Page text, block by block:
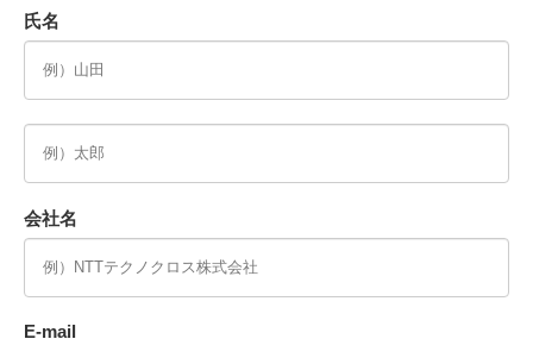
氏名
会社名
E-mail